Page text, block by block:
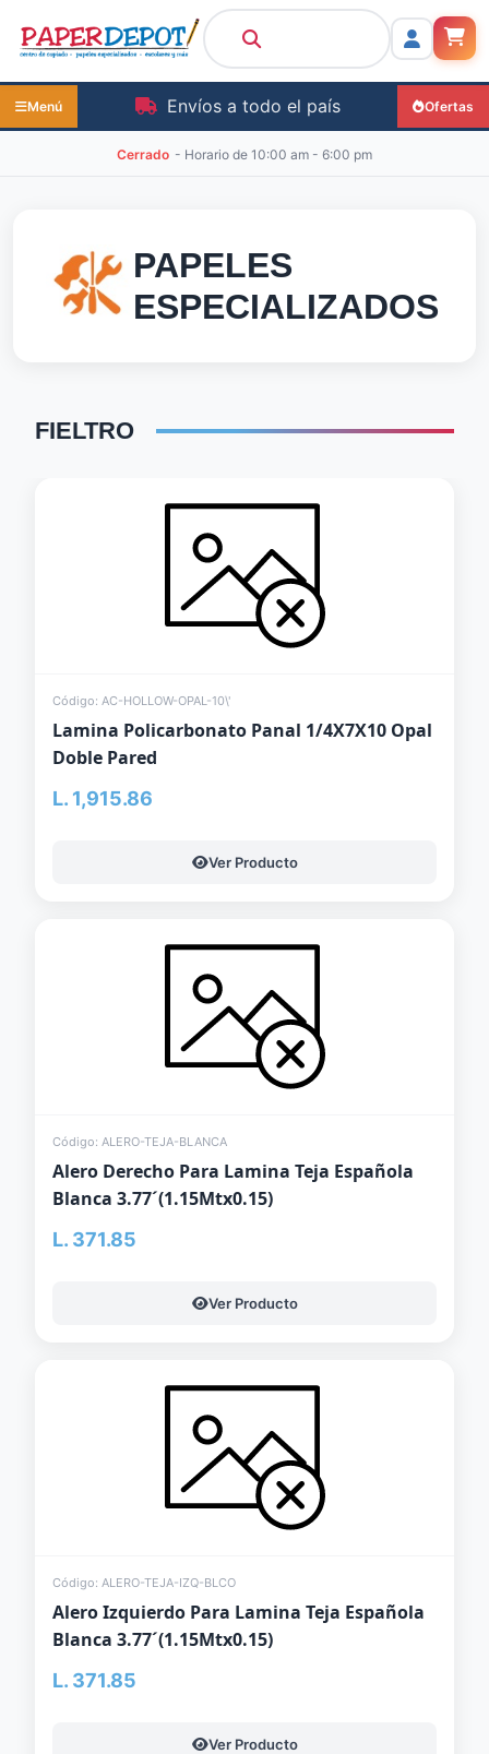
Menú Envíos a todo el país Ofertas
Cerrado - Horario de 10:00 am - 6:00 pm
PAPELES
ESPECIALIZADOS
FIELTRO
Código: AC-HOLLOW-OPAL-10\'
Lamina Policarbonato Panal 1/4X7X10 Opal
Doble Pared
L. 1,915.86
Ver Producto
Código: ALERO-TEJA-BLANCA
Alero Derecho Para Lamina Teja Española
Blanca 3.77´(1.15Mtx0.15)
L. 371.85
Ver Producto
Código: ALERO-TEJA-IZQ-BLCO
Alero Izquierdo Para Lamina Teja Española
Blanca 3.77´(1.15Mtx0.15)
L. 371.85
Ver Producto